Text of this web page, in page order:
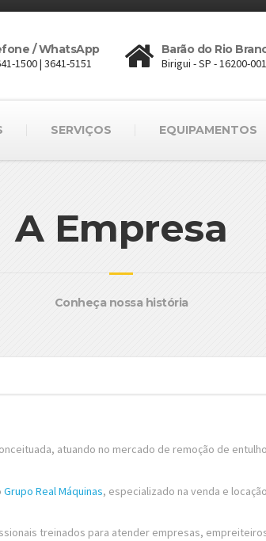
/ WhatsApp
1500 | 3641-5151
Barão do Rio
Birigui - SP - 16200-001
SERVIÇOS EQUIPAMENTOS
A Empresa
Conheça nossa história
atuando no mercado de remoção de
Grupo Real Máquinas, especializado na venda e
treinados para atender empresas,